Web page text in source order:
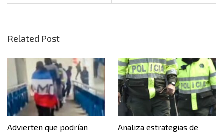
Related Post
Advierten que podrían
Analiza estrategias de